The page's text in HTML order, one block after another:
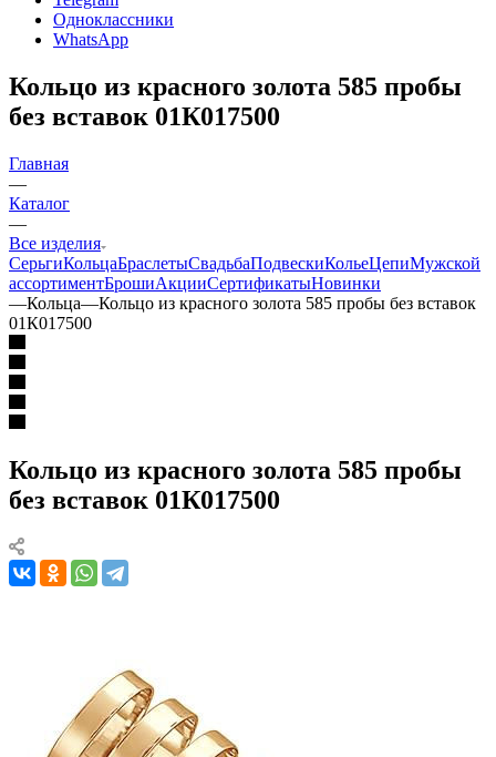
Одноклассники
WhatsApp
Кольцо из красного золота 585 пробы
без вставок 01К017500
Главная
—
Каталог
—
Все изделия
СерьгиКольцаБраслетыСвадьбаПодвескиКольеЦепиМужской
ассортиментБрошиАкцииСертификатыНовинки
—Кольца—Кольцо из красного золота 585 пробы без вставок
01К017500
Кольцо из красного золота 585 пробы
без вставок 01К017500